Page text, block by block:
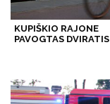
KUPIŠKIO RAJONE
PAVOGTAS DVIRATIS